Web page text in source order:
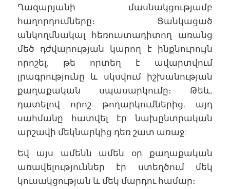
Ղազարյանի մասնակցությամբ
հաղորդումները։ Ցանկացած
անկողմնակալ հեռուստադիտող առանց
մեծ դժվարության կարող է ինքնուրույն
որոշել, թե որտեղ է ավարտվում
լրագրությունը և սկսվում իշխանության
քաղաքական սպասարկումը։ Թեև,
դատելով որոշ թողարկումներից, այդ
սահմանը հատվել էր նախընտրական
արշավի մեկնարկից դեռ շատ առաջ:
Եվ այս ամենն ամեն օր քաղաքական
առավելություններ էր ստեղծում մեկ
կուսակցության և մեկ մարդու համար։